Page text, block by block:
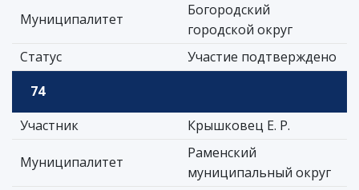
Муниципалитет
Богородский
городской округ
Статус
Участие подтверждено
74
Участник
Крышковец Е. Р.
Муниципалитет
Раменский
муниципальный округ